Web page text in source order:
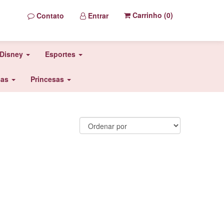
Contato Entrar Carrinho (0)
Disney Esportes
Princesas